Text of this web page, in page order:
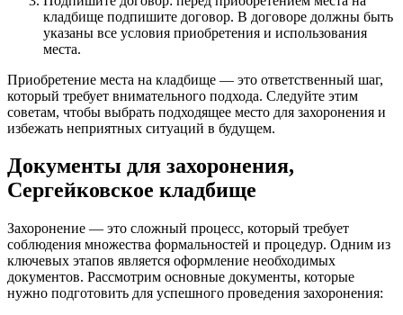
кладбище подпишите договор. В договоре должны быть
указаны все условия приобретения и использования
места.
Приобретение места на кладбище — это ответственный шаг,
который требует внимательного подхода. Следуйте этим
советам, чтобы выбрать подходящее место для захоронения и
избежать неприятных ситуаций в будущем.
Документы для захоронения,
Сергейковское кладбище
Захоронение — это сложный процесс, который требует
соблюдения множества формальностей и процедур. Одним из
ключевых этапов является оформление необходимых
документов. Рассмотрим основные документы, которые
нужно подготовить для успешного проведения захоронения: